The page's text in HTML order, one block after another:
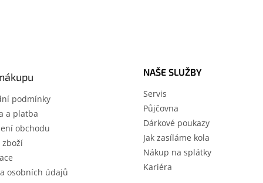
podmínky
a platba
obchodu
zboží
osobních údajů
NAŠE SLUŽBY
Servis
Půjčovna
Dárkové poukazy
Jak zasíláme kola
Nákup na splátky
Kariéra